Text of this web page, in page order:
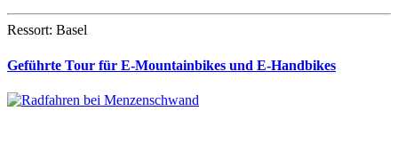
Ressort: Basel
Geführte Tour für E-Mountainbikes und E-Handbikes